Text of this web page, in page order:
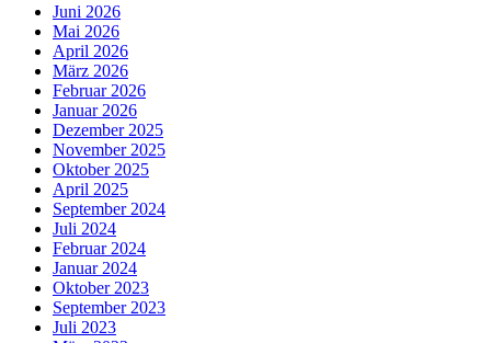
Juni 2026
Mai 2026
April 2026
März 2026
Februar 2026
Januar 2026
Dezember 2025
November 2025
Oktober 2025
April 2025
September 2024
Juli 2024
Februar 2024
Januar 2024
Oktober 2023
September 2023
Juli 2023